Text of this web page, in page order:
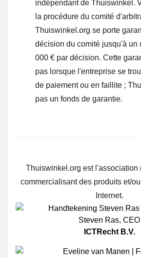
indépendant de Thuiswinkel.
la procédure du comité
Thuiswinkel.org se porte
décision du comité jusqu'à un
000 € par décision. Cette
pas lorsque l'entreprise se
de paiement ou en faillite ;
pas un fonds de garantie.
Thuiswinkel.org est l'association
commercialisant des produits et/
Internet.
Steven Ras, CEO
ICTRecht B.V.